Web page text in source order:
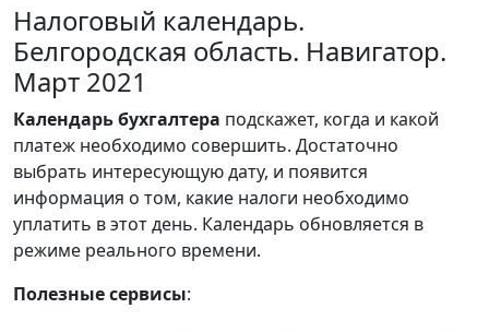
Налоговый календарь.
Белгородская область. Навигатор.
Март 2021
Календарьбухгалтера подскажет, когда и какой
платеж необходимо совершить. Достаточно
выбрать интересующую дату, и появится
информация о том, какие налоги необходимо
уплатить в этот день. Календарь обновляется в
режиме реального времени.
Полезные сервисы: